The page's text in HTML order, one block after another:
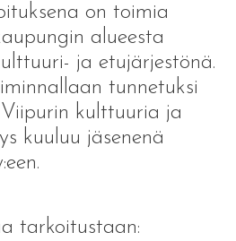
on toimia
alueesta
ja etujärjestönä.
tunnetuksi
kulttuuria ja
kuuluu jäsenenä
tarkoitustaan: